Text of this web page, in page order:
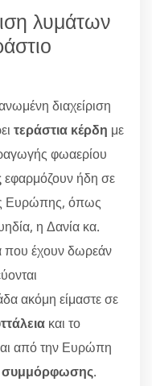
λυμάτων
διαχείριση
τεράστια κέρδη με
φωαερίου
εφαρμόζουν ήδη σε
Ευρώπης, όπως
η Δανία κα.
που έχουν δωρεάν
ακόμη είμαστε σε
και το
από την Ευρώπη
συμμόρφωσης.